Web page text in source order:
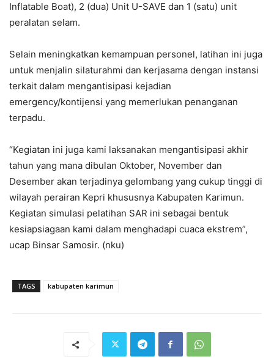
Inflatable Boat), 2 (dua) Unit U-SAVE dan 1 (satu) unit
peralatan selam.
Selain meningkatkan kemampuan personel, latihan ini juga
untuk menjalin silaturahmi dan kerjasama dengan instansi
terkait dalam mengantisipasi kejadian
emergency/kontijensi yang memerlukan penanganan
terpadu.
“Kegiatan ini juga kami laksanakan mengantisipasi akhir
tahun yang mana dibulan Oktober, November dan
Desember akan terjadinya gelombang yang cukup tinggi di
wilayah perairan Kepri khususnya Kabupaten Karimun.
Kegiatan simulasi pelatihan SAR ini sebagai bentuk
kesiapsiagaan kami dalam menghadapi cuaca ekstrem”,
ucap Binsar Samosir. (nku)
TAGS kabupaten karimun